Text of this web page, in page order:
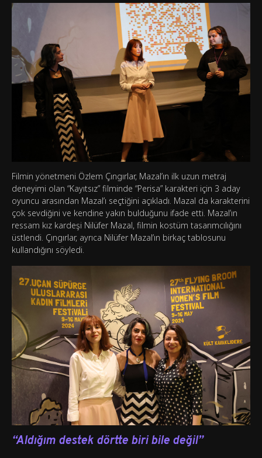
Filmin yönetmeni Özlem Çıngırlar, Mazal’ın ilk uzun metraj
deneyimi olan “Kayıtsız” filminde “Perisa” karakteri için 3 aday
oyuncu arasından Mazal’ı seçtiğini açıkladı. Mazal da karakterini
çok sevdiğini ve kendine yakın bulduğunu ifade etti. Mazal’ın
ressam kız kardeşi Nilüfer Mazal, filmin kostüm tasarımcılığını
üstlendi. Çıngırlar, ayrıca Nilüfer Mazal’ın birkaç tablosunu
kullandığını söyledi.
“Aldığım destek dörtte biri bile değil”